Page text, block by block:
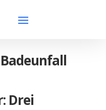
Drei